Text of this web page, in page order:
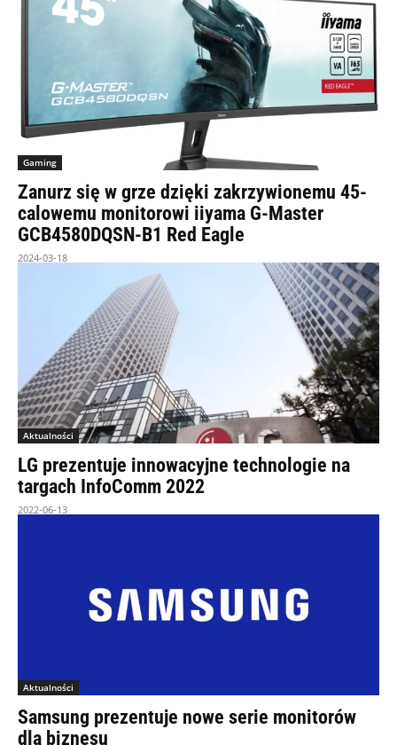
Gaming
Zanurz się w grze dzięki zakrzywionemu 45-
calowemu monitorowi iiyama G-Master
GCB4580DQSN-B1 Red Eagle
2024-03-18
Aktualności
LG prezentuje innowacyjne technologie na
targach InfoComm 2022
2022-06-13
Aktualności
Samsung prezentuje nowe serie monitorów
dla biznesu